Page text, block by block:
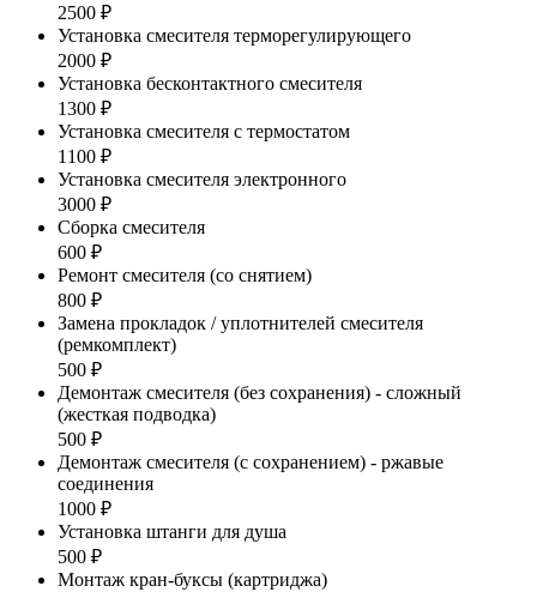
2500 ₽
Установка смесителя терморегулирующего
2000 ₽
Установка бесконтактного смесителя
1300 ₽
Установка смесителя с термостатом
1100 ₽
Установка смесителя электронного
3000 ₽
Сборка смесителя
600 ₽
Ремонт смесителя (со снятием)
800 ₽
Замена прокладок / уплотнителей смесителя
(ремкомплект)
500 ₽
Демонтаж смесителя (без сохранения) - сложный
(жесткая подводка)
500 ₽
Демонтаж смесителя (с сохранением) - ржавые
соединения
1000 ₽
Установка штанги для душа
500 ₽
Монтаж кран-буксы (картриджа)